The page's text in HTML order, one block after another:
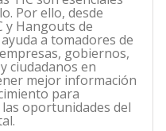
Por ello, desde
y Hangouts de
a tomadores de
gobiernos,
ciudadanos en
mejor información
para
oportunidades del